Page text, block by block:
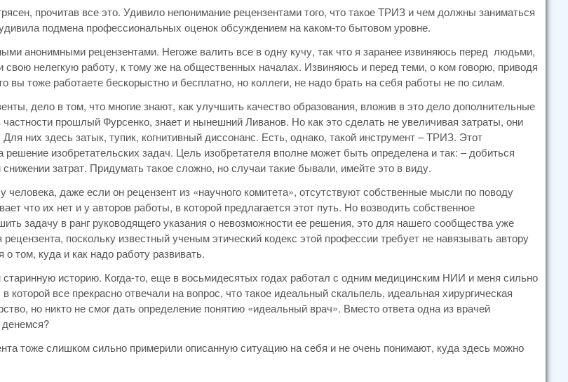
прочитав все это. Удивило непонимание рецензентами того, что такое ТРИЗ и чем должны заниматься
подмена профессиональных оценок обсуждением на каком-то бытовом уровне.
анонимными рецензентами. Негоже валить все в одну кучу, так что я заранее извиняюсь перед людьми,
нелегкую работу, к тому же на общественных началах. Извиняюсь и перед теми, о ком говорю, приводя
вы тоже работаете бескорыстно и бесплатно, но коллеги, не надо брать на себя работы не по силам.
дело в том, что многие знают, как улучшить качество образования, вложив в это дело дополнительные
прошлый Фурсенко, знает и нынешний Ливанов. Но как это сделать не увеличивая затраты, они
них здесь затык, тупик, когнитивный диссонанс. Есть, однако, такой инструмент – ТРИЗ. Этот
решение изобретательских задач. Цель изобретателя вполне может быть определена и так: – добиться
затрат. Придумать такое сложно, но случаи такие бывали, имейте это в виду.
человека, даже если он рецензент из «научного комитета», отсутствуют собственные мысли по поводу
что их нет и у авторов работы, в которой предлагается этот путь. Но возводить собственное
задачу в ранг руководящего указания о невозможности ее решения, это для нашего сообщества уже
поскольку известный ученым этический кодекс этой профессии требует не навязывать автору
о том, куда и как надо работу развивать.
историю. Когда-то, еще в восьмидесятых годах работал с одним медицинским НИИ и меня сильно
которой все прекрасно отвечали на вопрос, что такое идеальный скальпель, идеальная хирургическая
но никто не смог дать определение понятию «идеальный врач». Вместо ответа одна из врачей
тоже слишком сильно примерили описанную ситуацию на себя и не очень понимают, куда здесь можно